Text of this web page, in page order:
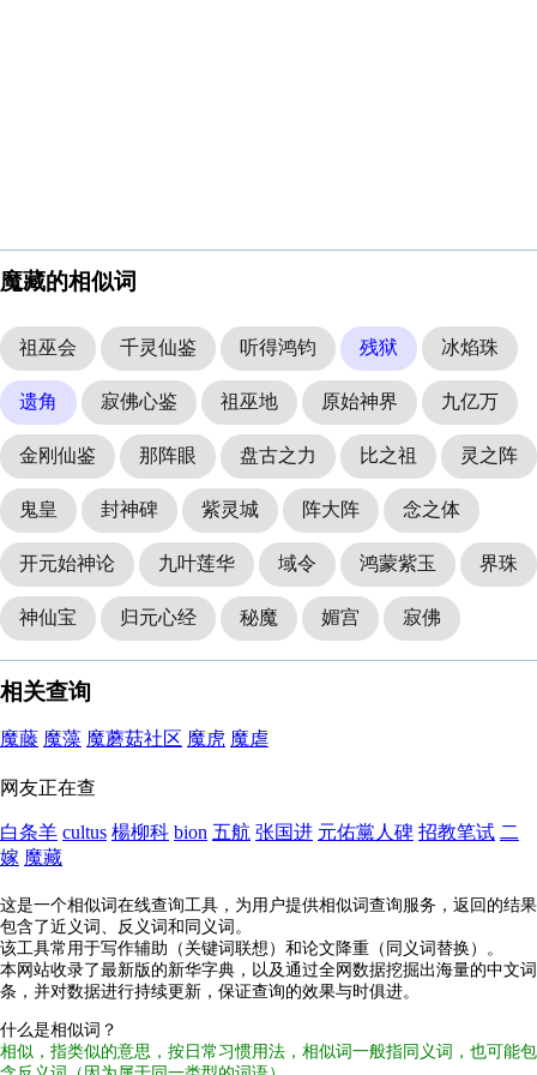
魔藏的相似词
祖巫会 千灵仙鉴 听得鸿钧 残狱 冰焰珠
遗角 寂佛心鉴 祖巫地 原始神界 九亿万
金刚仙鉴 那阵眼 盘古之力 比之祖 灵之阵
鬼皇 封神碑 紫灵城 阵大阵 念之体
开元始神论 九叶莲华 域令 鸿蒙紫玉 界珠
神仙宝 归元心经 秘魔 媚宫 寂佛
相关查询
魔藤 魔藻 魔蘑菇社区 魔虎 魔虐
网友正在查
白条羊 cultus 楊柳科 bion 五航 张国进 元佑黨人碑 招教笔试 二
嫁 魔藏
这是一个相似词在线查询工具，为用户提供相似词查询服务，返回的结果
包含了近义词、反义词和同义词。
该工具常用于写作辅助（关键词联想）和论文降重（同义词替换）。
本网站收录了最新版的新华字典，以及通过全网数据挖掘出海量的中文词
条，并对数据进行持续更新，保证查询的效果与时俱进。
什么是相似词？
相似，指类似的意思，按日常习惯用法，相似词一般指同义词，也可能包